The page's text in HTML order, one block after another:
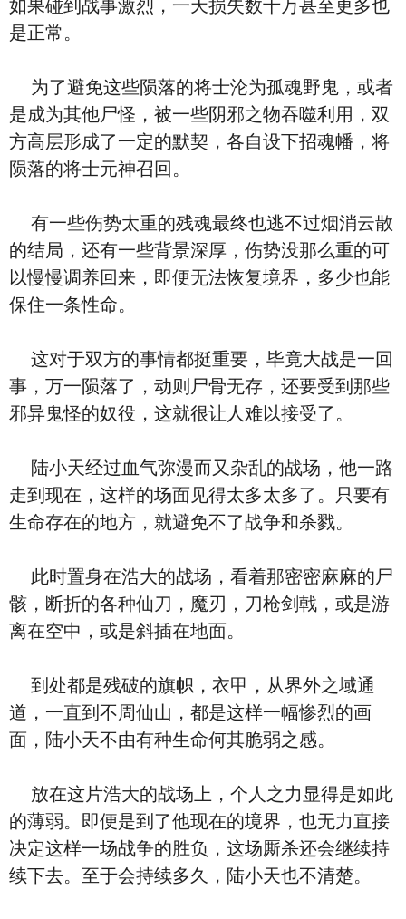
如果碰到战事激烈，一天损失数十万甚至更多也
是正常。
为了避免这些陨落的将士沦为孤魂野鬼，或者
是成为其他尸怪，被一些阴邪之物吞噬利用，双
方高层形成了一定的默契，各自设下招魂幡，将
陨落的将士元神召回。
有一些伤势太重的残魂最终也逃不过烟消云散
的结局，还有一些背景深厚，伤势没那么重的可
以慢慢调养回来，即便无法恢复境界，多少也能
保住一条性命。
这对于双方的事情都挺重要，毕竟大战是一回
事，万一陨落了，动则尸骨无存，还要受到那些
邪异鬼怪的奴役，这就很让人难以接受了。
陆小天经过血气弥漫而又杂乱的战场，他一路
走到现在，这样的场面见得太多太多了。只要有
生命存在的地方，就避免不了战争和杀戮。
此时置身在浩大的战场，看着那密密麻麻的尸
骸，断折的各种仙刀，魔刃，刀枪剑戟，或是游
离在空中，或是斜插在地面。
到处都是残破的旗帜，衣甲，从界外之域通
道，一直到不周仙山，都是这样一幅惨烈的画
面，陆小天不由有种生命何其脆弱之感。
放在这片浩大的战场上，个人之力显得是如此
的薄弱。即便是到了他现在的境界，也无力直接
决定这样一场战争的胜负，这场厮杀还会继续持
续下去。至于会持续多久，陆小天也不清楚。